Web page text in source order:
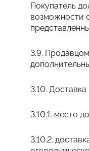
Покупатель
возможности
3.9.
3.10.
3.10.1. место
3.10.2.